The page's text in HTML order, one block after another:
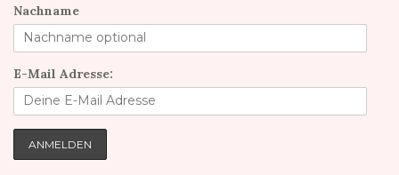
Nachname
E-Mail Adresse: